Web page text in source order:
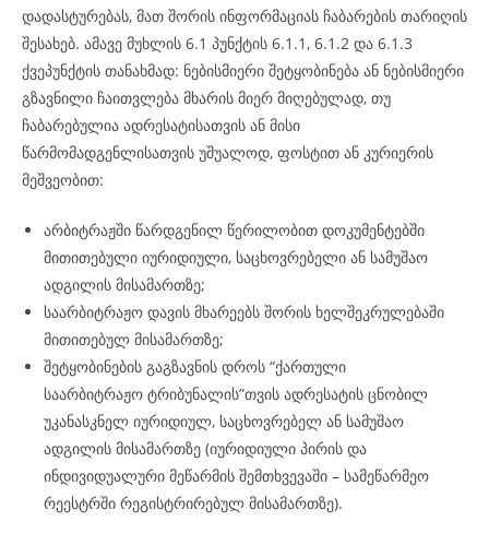
დადასტურებას, მათ შორის ინფორმაციას ჩაბარების თარიღის
შესახებ. ამავე მუხლის 6.1 პუნქტის 6.1.1, 6.1.2 და 6.1.3
ქვეპუნქტის თანახმად: ნებისმიერი შეტყობინება ან ნებისმიერი
გზავნილი ჩაითვლება მხარის მიერ მიღებულად, თუ
ჩაბარებულია ადრესატისათვის ან მისი
წარმომადგენლისათვის უშუალოდ, ფოსტით ან კურიერის
მეშვეობით:
არბიტრაჟში წარდგენილ წერილობით დოკუმენტებში
მითითებული იურიდიული, საცხოვრებელი ან სამუშაო
ადგილის მისამართზე;
საარბიტრაჟო დავის მხარეებს შორის ხელშეკრულებაში
მითითებულ მისამართზე;
შეტყობინების გაგზავნის დროს “ქართული
საარბიტრაჟო ტრიბუნალის”თვის ადრესატის ცნობილ
უკანასკნელ იურიდიულ, საცხოვრებელ ან სამუშაო
ადგილის მისამართზე (იურიდიული პირის და
ინდივიდუალური მეწარმის შემთხვევაში – სამეწარმეო
რეესტრში რეგისტრირებულ მისამართზე).